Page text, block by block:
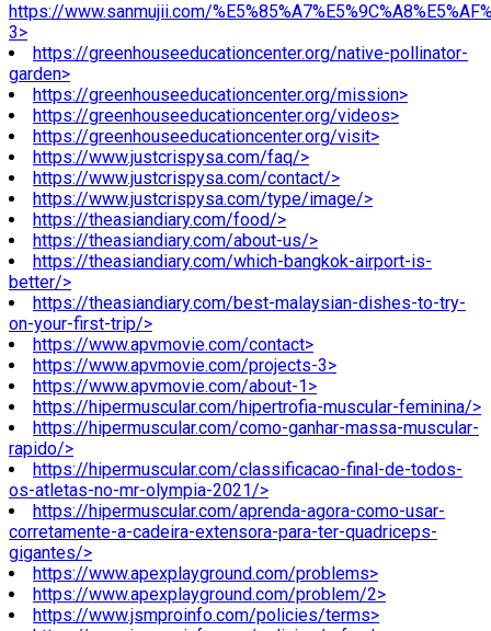
https://www.sanmujii.com/
3>
https://greenhouseeducationcenter.org/native-pollinator-
garden>
https://greenhouseeducationcenter.org/mission>
https://greenhouseeducationcenter.org/videos>
https://greenhouseeducationcenter.org/visit>
https://www.justcrispysa.com/faq/>
https://www.justcrispysa.com/contact/>
https://www.justcrispysa.com/type/image/>
https://theasiandiary.com/food/>
https://theasiandiary.com/about-us/>
https://theasiandiary.com/which-bangkok-airport-is-
better/>
https://theasiandiary.com/best-malaysian-dishes-to-try-
on-your-first-trip/>
https://www.apvmovie.com/contact>
https://www.apvmovie.com/projects-3>
https://www.apvmovie.com/about-1>
https://hipermuscular.com/hipertrofia-muscular-feminina/>
https://hipermuscular.com/como-ganhar-massa-muscular-
rapido/>
https://hipermuscular.com/classificacao-final-de-todos-
os-atletas-no-mr-olympia-2021/>
https://hipermuscular.com/aprenda-agora-como-usar-
corretamente-a-cadeira-extensora-para-ter-quadriceps-
gigantes/>
https://www.apexplayground.com/problems>
https://www.apexplayground.com/problem/2>
https://www.jsmproinfo.com/policies/terms>